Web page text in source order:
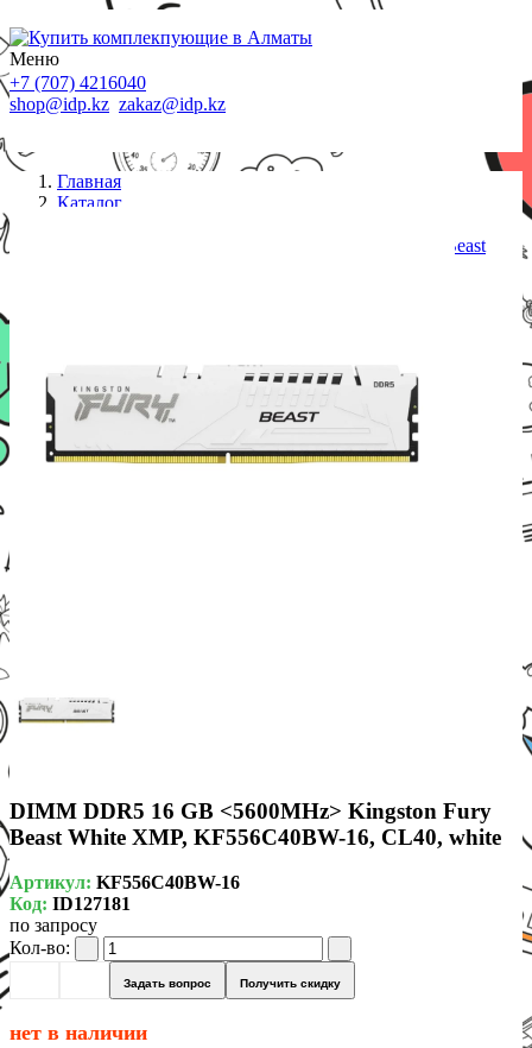
Меню
+7 (707) 4216040
shop@idp.kz zakaz@idp.kz
Главная
Каталог
DIMM DDR5 16 GB <5600MHz> Kingston Fury Beast
DIMM DDR5 16 GB <5600MHz> Kingston Fury
Beast White XMP, KF556C40BW-16, CL40, white
Артикул: KF556C40BW-16
Код: ID127181
по запросу
Кол-во:
Задать вопрос Получить скидку
нет в наличии